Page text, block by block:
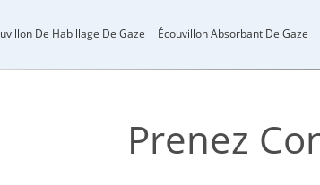
De Habillage De Gaze Écouvillon Absorbant De Gaze
Prenez